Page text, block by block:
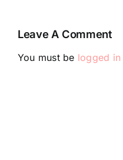
Leave A Comment
You must be logged in